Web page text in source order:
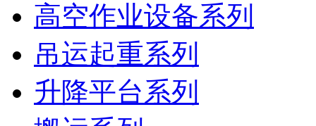
高空作业设备系列
吊运起重系列
升降平台系列